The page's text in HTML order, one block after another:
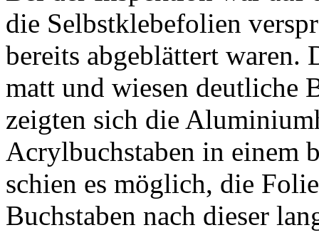
die Selbstklebefolien
bereits abgeblättert waren.
matt und wiesen deutliche
zeigten sich die
Acrylbuchstaben in einem
schien es möglich, die
Buchstaben nach dieser